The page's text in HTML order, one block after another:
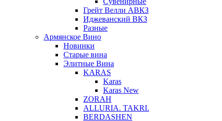
Грейт Велли АВКЗ
Иджеванский ВКЗ
Разные
Армянское Вино
Новинки
Старые вина
Элитные Вина
KARAS
Karas
Karas New
ZORAH
ALLURIA. TAKRI.
BERDASHEN